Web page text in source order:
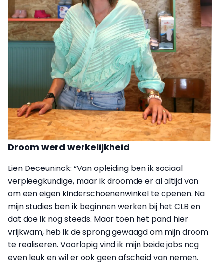
Droom werd werkelijkheid
Lien Deceuninck: “Van opleiding ben ik sociaal
verpleegkundige, maar ik droomde er al altijd van
om een eigen kinderschoenenwinkel te openen. Na
mijn studies ben ik beginnen werken bij het CLB en
dat doe ik nog steeds. Maar toen het pand hier
vrijkwam, heb ik de sprong gewaagd om mijn droom
te realiseren. Voorlopig vind ik mijn beide jobs nog
even leuk en wil er ook geen afscheid van nemen.